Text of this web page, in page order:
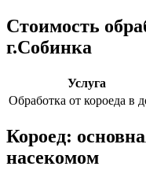
Стоимость
г.Собинка
Услуга
Обработка от короеда в
Короед:
насекомом